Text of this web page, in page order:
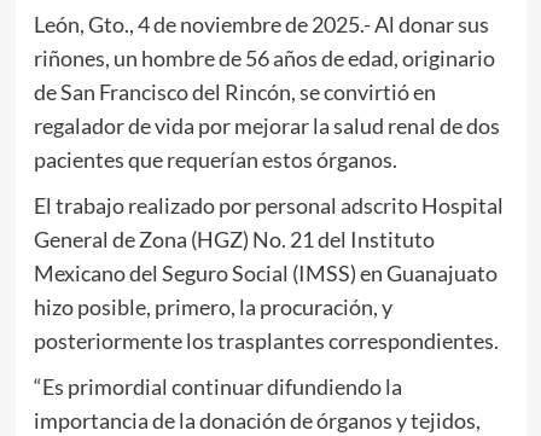
León, Gto., 4 de noviembre de 2025.- Al donar sus
riñones, un hombre de 56 años de edad, originario
de San Francisco del Rincón, se convirtió en
regalador de vida por mejorar la salud renal de dos
pacientes que requerían estos órganos.
El trabajo realizado por personal adscrito Hospital
General de Zona (HGZ) No. 21 del Instituto
Mexicano del Seguro Social (IMSS) en Guanajuato
hizo posible, primero, la procuración, y
posteriormente los trasplantes correspondientes.
“Es primordial continuar difundiendo la
importancia de la donación de órganos y tejidos,